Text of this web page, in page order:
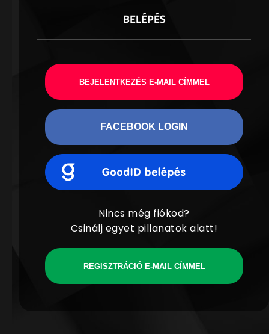
BELÉPÉS
BEJELENTKEZÉS E-MAIL CÍMMEL
FACEBOOK LOGIN
Nincs még fiókod?
Csinálj egyet pillanatok alatt!
REGISZTRÁCIÓ E-MAIL CÍMMEL